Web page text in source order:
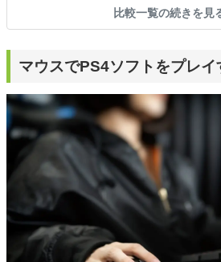
比較一覧の続きを見
マウスでPS4ソフトをプレイ